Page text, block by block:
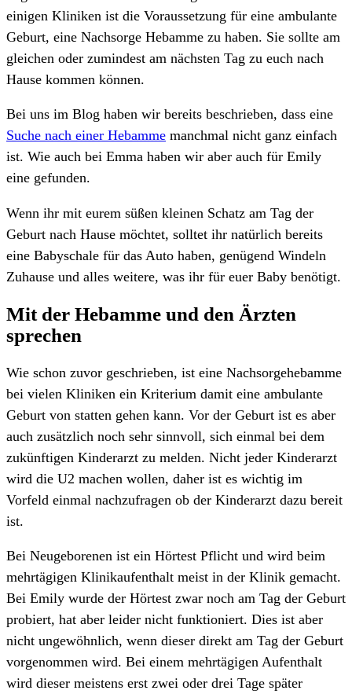
einigen Kliniken ist die Voraussetzung für eine ambulante
Geburt, eine Nachsorge Hebamme zu haben. Sie sollte am
gleichen oder zumindest am nächsten Tag zu euch nach
Hause kommen können.
Bei uns im Blog haben wir bereits beschrieben, dass eine
Suche nach einer Hebamme manchmal nicht ganz einfach
ist. Wie auch bei Emma haben wir aber auch für Emily
eine gefunden.
Wenn ihr mit eurem süßen kleinen Schatz am Tag der
Geburt nach Hause möchtet, solltet ihr natürlich bereits
eine Babyschale für das Auto haben, genügend Windeln
Zuhause und alles weitere, was ihr für euer Baby benötigt.
Mit der Hebamme und den Ärzten
sprechen
Wie schon zuvor geschrieben, ist eine Nachsorgehebamme
bei vielen Kliniken ein Kriterium damit eine ambulante
Geburt von statten gehen kann. Vor der Geburt ist es aber
auch zusätzlich noch sehr sinnvoll, sich einmal bei dem
zukünftigen Kinderarzt zu melden. Nicht jeder Kinderarzt
wird die U2 machen wollen, daher ist es wichtig im
Vorfeld einmal nachzufragen ob der Kinderarzt dazu bereit
ist.
Bei Neugeborenen ist ein Hörtest Pflicht und wird beim
mehrtägigen Klinikaufenthalt meist in der Klinik gemacht.
Bei Emily wurde der Hörtest zwar noch am Tag der Geburt
probiert, hat aber leider nicht funktioniert. Dies ist aber
nicht ungewöhnlich, wenn dieser direkt am Tag der Geburt
vorgenommen wird. Bei einem mehrtägigen Aufenthalt
wird dieser meistens erst zwei oder drei Tage später